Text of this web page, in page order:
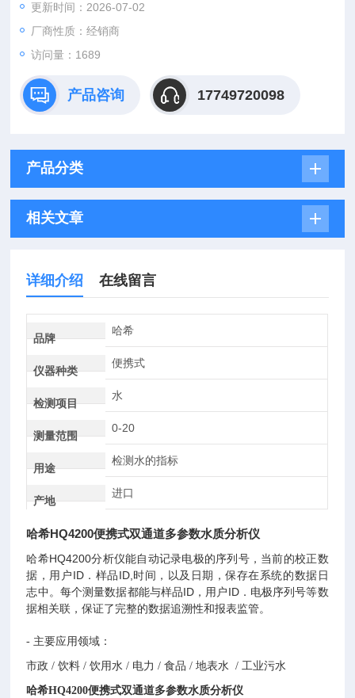
更新时间：2026-07-02
厂商性质：经销商
访问量：1689
产品咨询 17749720098
产品分类
相关文章
详细介绍 在线留言
品牌
哈希
仪器种类
便携式
检测项目
水
测量范围
0-20
用途
检测水的指标
产地
进口
哈希HQ4200便携式双通道多参数水质分析仪
哈希HQ4200分析仪能自动记录电极的序列号，当前的校正数
据，用户 ID．样品 ID, 时间，以及日期，保存在系统的数据日
志中。每个测量数据都能与样品ID ，用户 ID．电极序列号等数
据相关联，保证了完整的数据追溯性和报表监管。
- 主要应用领域：
市政 /饮料/饮用水/ 电力/食品/地表水/工业污水
哈希HQ4200便携式双通道多参数水质分析仪